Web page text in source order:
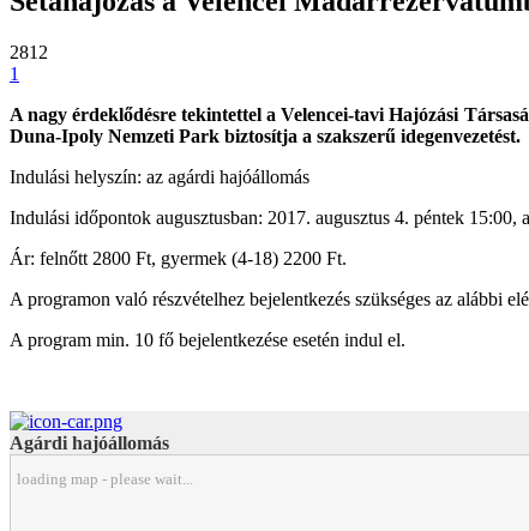
2812
1
A nagy érdeklődésre tekintettel a Velencei-tavi Hajózási
Duna-Ipoly Nemzeti Park biztosítja a szakszerű idegenvezetést.
Indulási helyszín: az agárdi hajóállomás
Indulási időpontok augusztusban: 2017. augusztus 4. péntek 15:00,
Ár: felnőtt 2800 Ft, gyermek (4-18) 2200 Ft.
A programon való részvételhez bejelentkezés szükséges az alábbi
A program min. 10 fő bejelentkezése esetén indul el.
Agárdi hajóállomás
loading map - please wait...